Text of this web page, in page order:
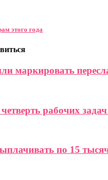
этого года
маркировать
рабочих
по 15